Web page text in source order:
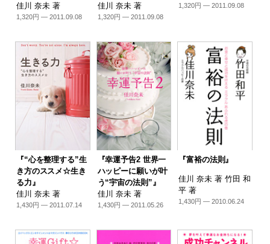
佳川 奈未 著
1,320円 — 2011.09.08
佳川 奈未 著
1,320円 — 2011.09.08
1,320円 — 2011.09.08
『“心を整理する”生
き方のススメ☆生き
る力』
佳川 奈未 著
1,430円 — 2011.07.14
『幸運予告2 世界一
ハッピーに願いが叶
う“宇宙の法則”』
佳川 奈未 著
1,430円 — 2011.05.26
『富裕の法則』
佳川 奈未 著 竹田 和
平 著
1,430円 — 2010.06.24